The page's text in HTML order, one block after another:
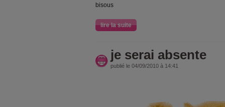
bisous
lire la suite
je serai absente
publié le 04/09/2010 à 14:41